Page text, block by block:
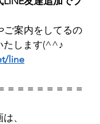
ご案内をしてるの
たします(^^♪
line
＝＝＝＝＝＝＝＝
、